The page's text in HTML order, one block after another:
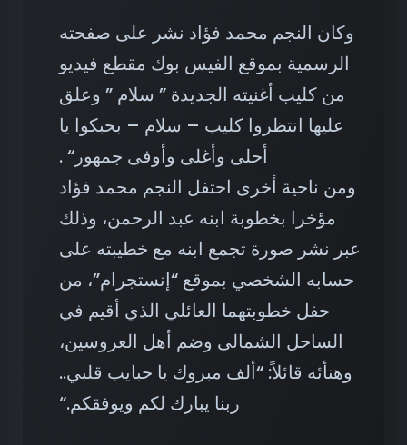
وكان النجم محمد فؤاد نشر على صفحته
الرسمية بموقع الفيس بوك مقطع فيديو
من كليب أغنيته الجديدة ” سلام ” وعلق
عليها انتظروا كليب – سلام – بحبكوا يا
أحلى وأغلى وأوفى جمهور “
.
ومن ناحية أخرى احتفل النجم محمد فؤاد
مؤخرا بخطوبة ابنه عبد الرحمن، وذلك
عبر نشر صورة تجمع ابنه مع خطيبته على
حسابه الشخصي بموقع “إنستجرام”، من
حفل خطوبتهما العائلي الذي أقيم في
الساحل الشمالى وضم أهل العروسين،
وهنأئه قائلاً: “ألف مبروك يا حبايب قلبي..
ربنا يبارك لكم ويوفقكم“.